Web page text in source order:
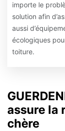
importe le
solution afin
aussi
écologiques
toiture.
assure la
chère